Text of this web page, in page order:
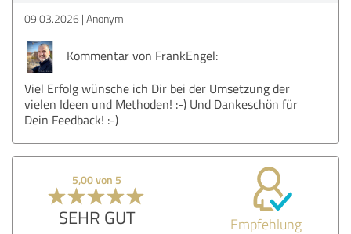
09.03.2026 Anonym
Kommentar von FrankEngel:
Viel Erfolg wünsche ich Dir bei der Umsetzung der
vielen Ideen und Methoden! :-) Und Dankeschön für
Dein Feedback! :-)
5,00 von 5
SEHR GUT Empfehlung